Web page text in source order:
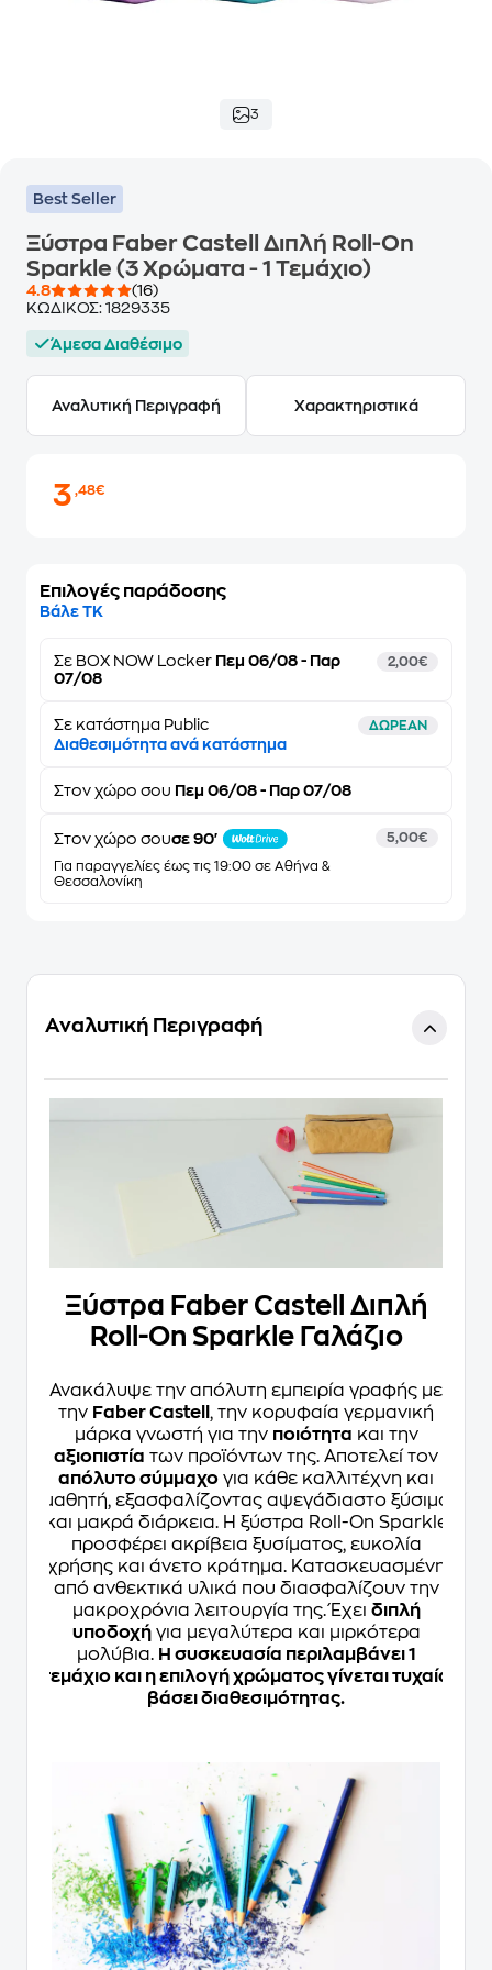
3
Best Seller
Ξύστρα Faber Castell Διπλή Roll-On
Sparkle (3 Χρώματα - 1 Τεμάχιο)
4.8
(16)
ΚΩΔΙΚΟΣ: 1829335
Άμεσα Διαθέσιμο
Αναλυτική Περιγραφή Χαρακτηριστικά
3,48€
Επιλογές παράδοσης
Βάλε ΤΚ
Σε BOX NOW Locker Πεμ 06/08 - Παρ
07/08
2,00€
Σε κατάστημα Public ΔΩΡΕΑΝ
Διαθεσιμότητα ανά κατάστημα
Στον χώρο σου Πεμ 06/08 - Παρ 07/08
Στον χώρο σουσε 90'
Για παραγγελίες έως τις 19:00 σε Αθήνα &
Θεσσαλονίκη
5,00€
Αναλυτική Περιγραφή
Ξύστρα Faber Castell Διπλή
Roll-On Sparkle Γαλάζιο
Ανακάλυψε την απόλυτη εμπειρία γραφής με
την Faber Castell , την κορυφαία γερμανική
μάρκα γνωστή για την ποιότητα και την
αξιοπιστία των προϊόντων της. Αποτελεί τον
απόλυτο σύμμαχο για κάθε καλλιτέχνη και
μαθητή, εξασφαλίζοντας αψεγάδιαστο ξύσιμο
και μακρά διάρκεια. Η ξύστρα Roll-On Sparkle
προσφέρει ακρίβεια ξυσίματος, ευκολία
χρήσης και άνετο κράτημα. Κατασκευασμένη
από ανθεκτικά υλικά που διασφαλίζουν την
μακροχρόνια λειτουργία της. Έχει διπλή
υποδοχήγια μεγαλύτερα και μιρκότερα
μολύβια. Η συσκευασία περιλαμβάνει 1
τεμάχιο και η επιλογή χρώματος γίνεται τυχαία
βάσει διαθεσιμότητας.